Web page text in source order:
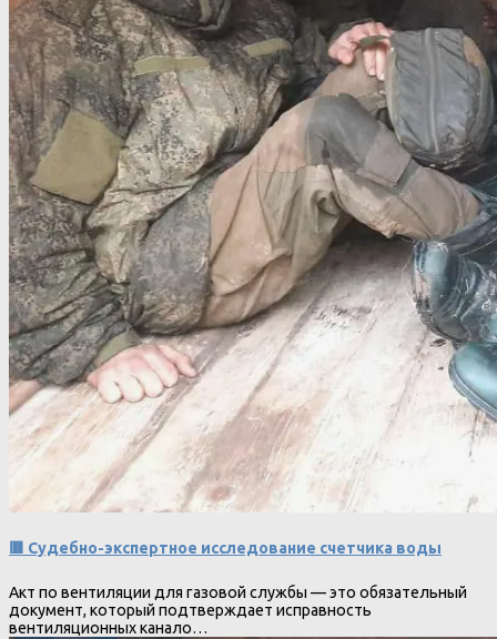
🟥 Судебно-экспертное исследование счетчика воды
Акт по вентиляции для газовой службы — это обязательный
документ, который подтверждает исправность
вентиляционных канало…